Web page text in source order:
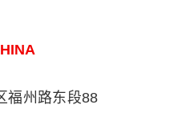
福州路东段88